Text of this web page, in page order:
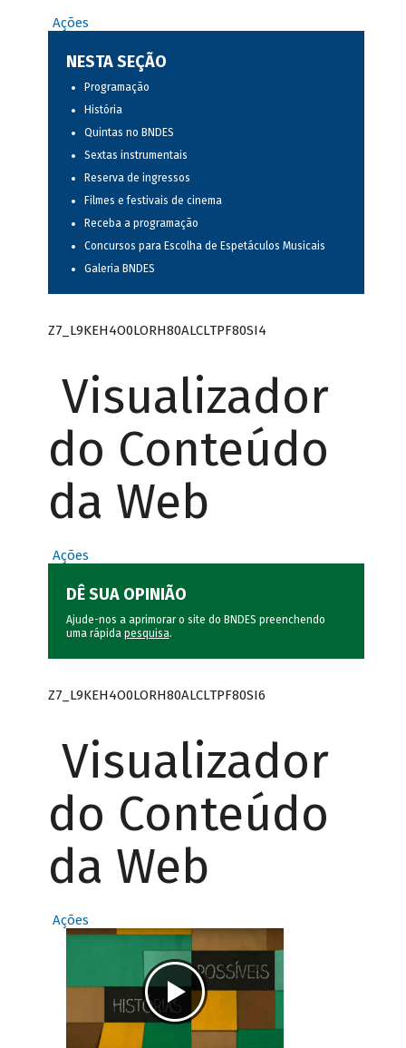
Ações
NESTA SEÇÃO
Programação
História
Quintas no BNDES
Sextas instrumentais
Reserva de ingressos
Filmes e festivais de cinema
Receba a programação
Concursos para Escolha de Espetáculos Musicais
Galeria BNDES
Z7_L9KEH4O0LORH80ALCLTPF80SI4
Visualizador
do Conteúdo
da Web
Ações
DÊ SUA OPINIÃO
Ajude-nos a aprimorar o site do BNDES preenchendo
uma rápida pesquisa.
Z7_L9KEH4O0LORH80ALCLTPF80SI6
Visualizador
do Conteúdo
da Web
Ações